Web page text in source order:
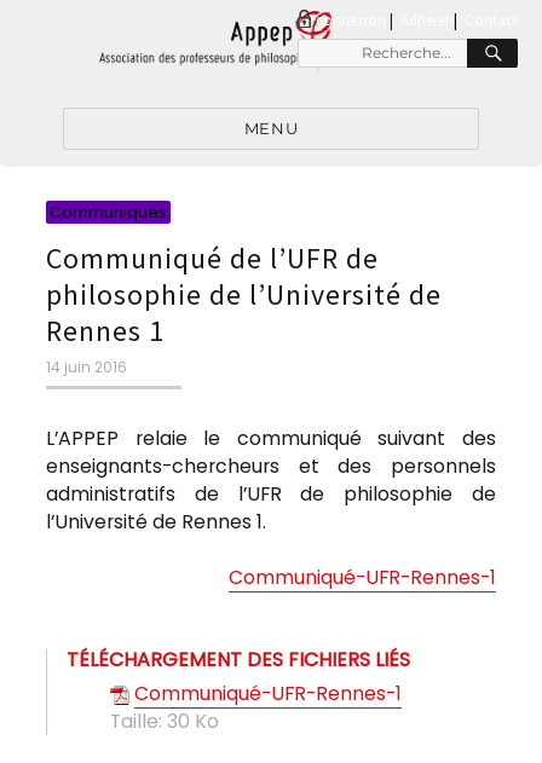
connexion |
Recherche
pour
MENU
Communiqués
Communiqué de l’UFR de
philosophie de l’Université de
Rennes 1
Publié
le
14 juin 2016
L’APPEP relaie le communiqué suivant des
enseignants-chercheurs et des personnels
administratifs de l’UFR de philosophie de
l’Université de Rennes 1.
Communiqué-UFR-Rennes-1
TÉLÉCHARGEMENT DES FICHIERS LIÉS
Communiqué-UFR-Rennes-1
Taille: 30 Ko